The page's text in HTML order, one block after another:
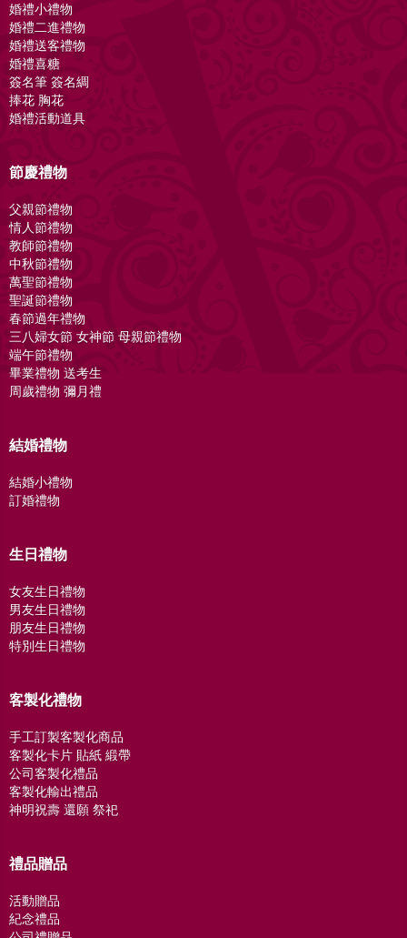
婚禮小禮物
婚禮二進禮物
婚禮送客禮物
婚禮喜糖
簽名筆 簽名綢
捧花 胸花
婚禮活動道具
節慶禮物
父親節禮物
情人節禮物
教師節禮物
中秋節禮物
萬聖節禮物
聖誕節禮物
春節過年禮物
三八婦女節 女神節 母親節禮物
端午節禮物
畢業禮物 送考生
周歲禮物 彌月禮
結婚禮物
結婚小禮物
訂婚禮物
生日禮物
女友生日禮物
男友生日禮物
朋友生日禮物
特別生日禮物
客製化禮物
手工訂製客製化商品
客製化卡片 貼紙 緞帶
公司客製化禮品
客製化輸出禮品
神明祝壽 還願 祭祀
禮品贈品
活動贈品
紀念禮品